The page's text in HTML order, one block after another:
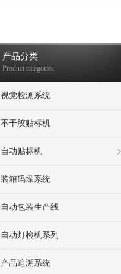
产品分类
Product categories
视觉检测系统
不干胶贴标机
自动贴标机
装箱码垛系统
自动包装生产线
自动灯检机系列
产品追溯系统